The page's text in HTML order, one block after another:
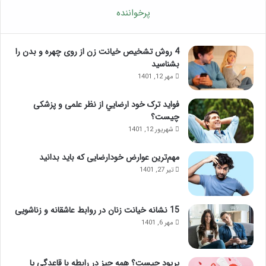
پرخواننده
4 روش تشخیص خیانت زن از روی چهره و بدن را
بشناسید
مهر 12, 1401
فواید ترک خود ارضايي از نظر علمی و پزشکی
چیست؟
شهریور 12, 1401
مهم‌ترین عوارض خودارضایی که باید بدانید
تیر 27, 1401
15 نشانه خیانت زنان در روابط عاشقانه و زناشویی
مهر 6, 1401
پریود چیست؟ همه چیز در رابطه با قاعدگی یا